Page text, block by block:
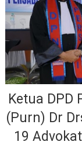
Ketua DPD
(Purn) Dr
19